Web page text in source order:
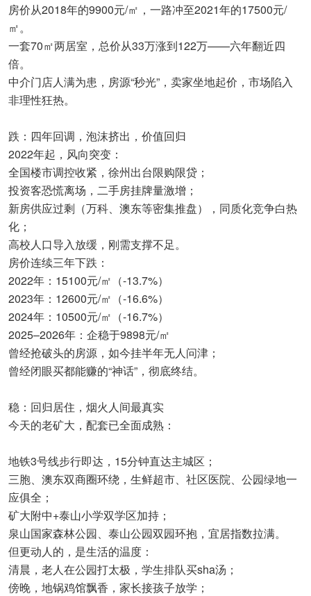
房价从2018年的9900元/㎡，一路冲至2021年的17500元/
㎡。
一套70㎡两居室，总价从33万涨到122万——六年翻近四
倍。
中介门店人满为患，房源“秒光”，卖家坐地起价，市场陷入
非理性狂热。
跌：四年回调，泡沫挤出，价值回归
2022年起，风向突变：
全国楼市调控收紧，徐州出台限购限贷；
投资客恐慌离场，二手房挂牌量激增；
新房供应过剩（万科、澳东等密集推盘），同质化竞争白热
化；
高校人口导入放缓，刚需支撑不足。
房价连续三年下跌：
2022年：15100元/㎡（-13.7%）
2023年：12600元/㎡（-16.6%）
2024年：10500元/㎡（-16.7%）
2025–2026年：企稳于9898元/㎡
曾经抢破头的房源，如今挂半年无人问津；
曾经闭眼买都能赚的“神话”，彻底终结。
稳：回归居住，烟火人间最真实
今天的老矿大，配套已全面成熟：
地铁3号线步行即达，15分钟直达主城区；
三胞、澳东双商圈环绕，生鲜超市、社区医院、公园绿地一
应俱全；
矿大附中+泰山小学双学区加持；
泉山国家森林公园、泰山公园双园环抱，宜居指数拉满。
但更动人的，是生活的温度：
清晨，老人在公园打太极，学生排队买sha汤；
傍晚，地锅鸡馆飘香，家长接孩子放学；